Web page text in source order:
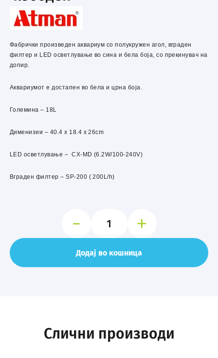
Фабрички произведен аквариум со полукружен агол, вграден
филтер и LED осветлување во сина и бела боја, со прекинувач на
допир.
Аквариумот е достапен во бела и црна боја.
Големина – 18L
Дименизии – 40.4 х 18.4 х 26cm
LED осветлување – CX-MD (6.2W/100-240V)
Вграден филтер – SP-200 ( 200L/h)
-
40
количина
+
Додај во кошница
Слични производи